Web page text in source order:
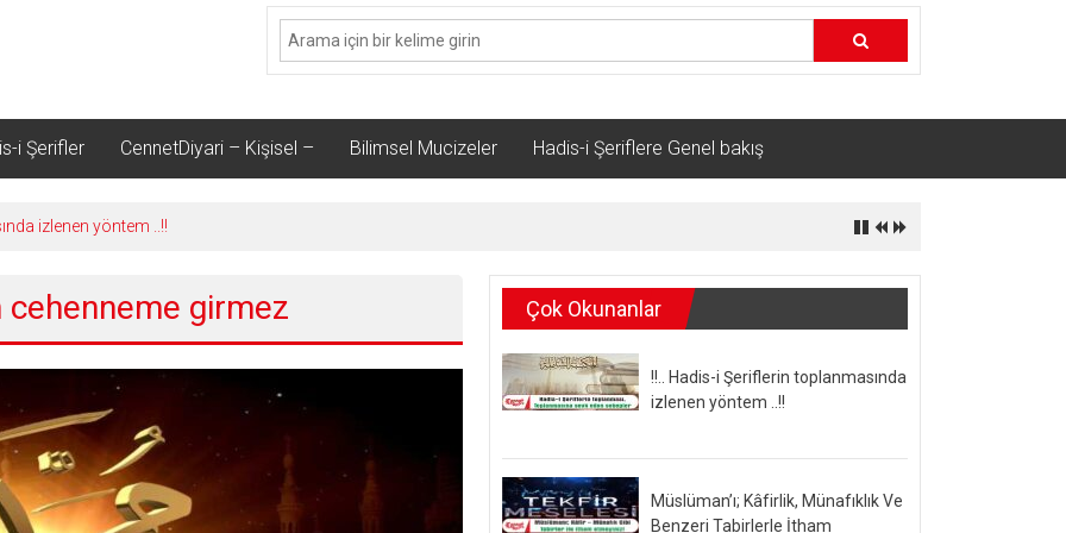
i Şerifler CennetDiyari – Kişisel – Bilimsel Mucizeler Hadis-i Şeriflere Genel bakış
izlenen yöntem ..!!
girmez Çok Okunanlar
!!.. Hadis-i Şeriflerin toplanmasında
izlenen yöntem ..!!
Müslüman’ı; Kâfirlik, Münafıklık Ve
Benzeri Tabirlerle İtham